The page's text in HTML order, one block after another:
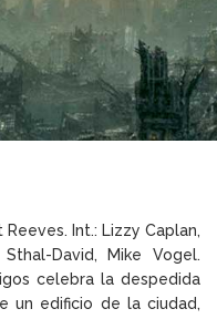
Reeves. Int.: Lizzy Caplan,
David, Mike Vogel.
celebra la despedida
un edificio de la ciudad,